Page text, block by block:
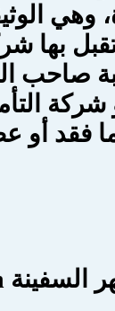
وهي
بها
صاحب
فقد أو
السفينة